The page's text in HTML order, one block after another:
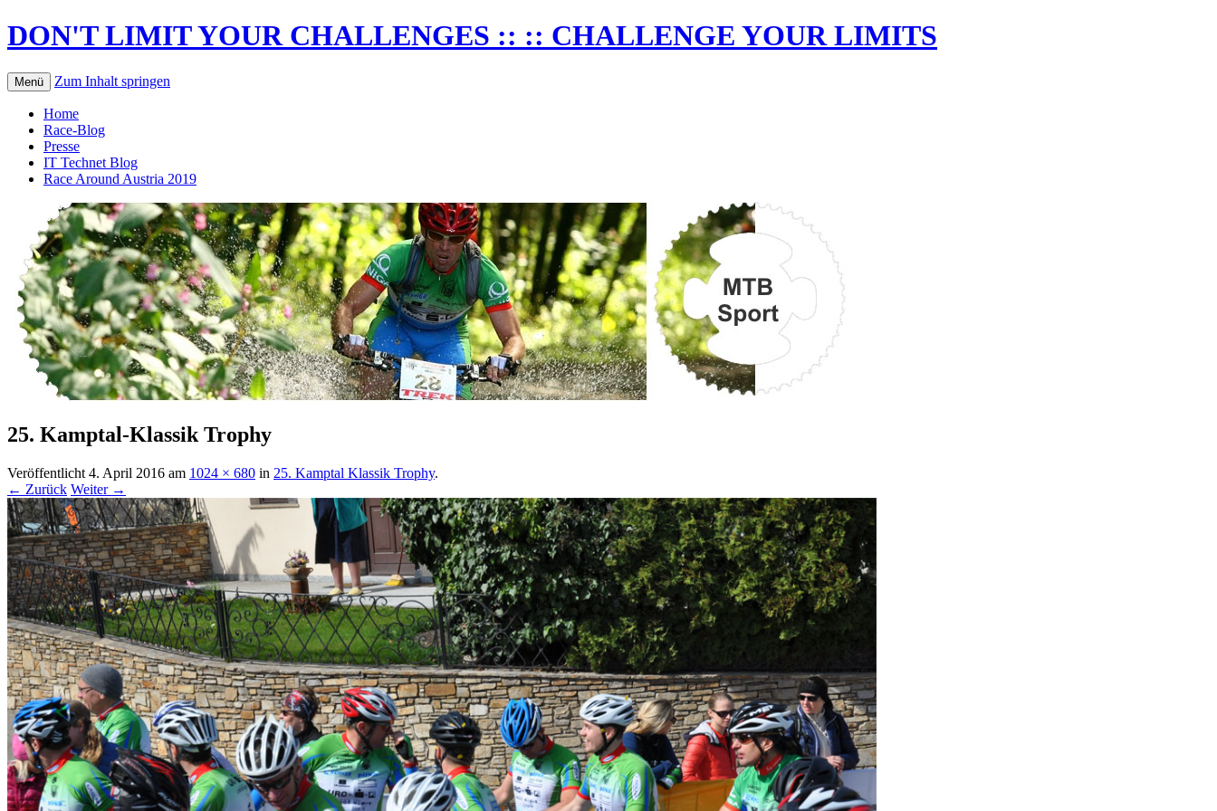
DON'T LIMIT YOUR CHALLENGES :: :: CHALLENGE YOUR LIMITS
Menü Zum Inhalt springen
Home
Race-Blog
Presse
IT Technet Blog
Race Around Austria 2019
25. Kamptal-Klassik Trophy
Veröffentlicht 4. April 2016 am 1024 × 680 in 25. Kamptal Klassik Trophy.
← Zurück Weiter →